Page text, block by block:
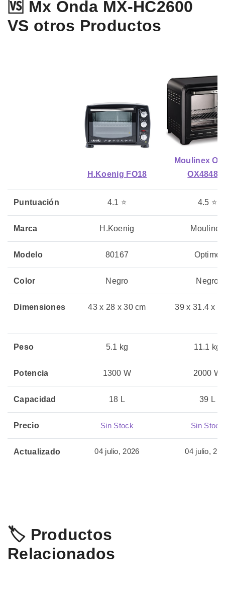
🆚 Mx Onda MX-HC2600
VS otros Productos
H.Koenig FO18
Moulinex
Puntuación 4.1 ⭐ 4.5 ⭐
Marca H.Koenig Moulinex
Modelo 80167 Optimo
Color Negro Negro
Dimensiones 43 x 28 x 30 cm 39 x 31.4 x
Peso 5.1 kg 11.1 kg
Potencia 1300 W 2000 W
Capacidad 18 L 39 L
Precio Sin Stock Sin Stock
Actualizado 04 julio, 2026 04 julio,
🏷️ Productos
Relacionados